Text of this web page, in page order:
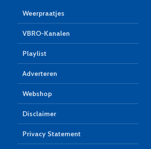
Weerpraatjes
VBRO-Kanalen
Playlist
Adverteren
Webshop
Disclaimer
Privacy Statement